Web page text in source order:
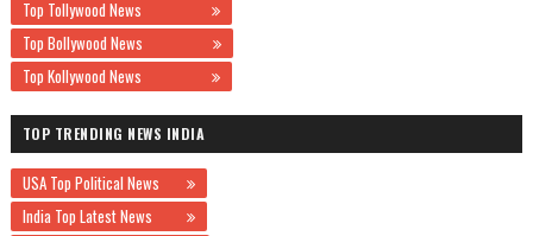
Top Tollywood News
Top Bollywood News
Top Kollywood News
TOP TRENDING NEWS INDIA
USA Top Political News
India Top Latest News